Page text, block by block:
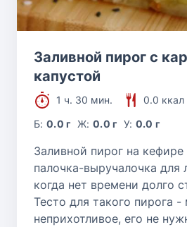
Заливной пирог с
капустой
1 ч. 30 мин.
0.0 ккал
Б:0.0 г Ж: 0.0 г У: 0.0 г
Заливной пирог на
палочка-выручалочка для
когда нет времени долго
Тесто для такого пирога
неприхотливое, его не